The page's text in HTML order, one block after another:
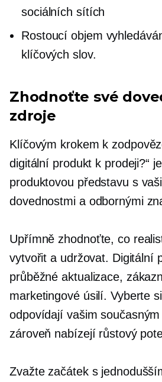
sociálních sítích
Rostoucí objem
klíčových slov.
Zhodnoťte své
zdroje
Klíčovým krokem k
digitální produkt k prodeji?“
produktovou představu s
dovednostmi a odbornými
Upřímně zhodnoťte, co
vytvořit a udržovat. Digitální
průběžné aktualizace,
marketingové úsilí. Vyberte
odpovídají vašim
zároveň nabízejí růstový
Zvažte začátek s